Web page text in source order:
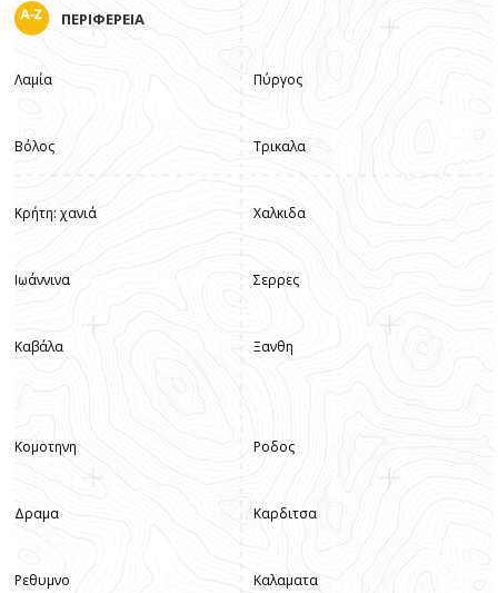
ΠΕΡΙΦΕΡΕΙΑ
Λαμία
Βόλος
Κρήτη: χανιά
Ιωάννινα
Καβάλα
Πύργος
Τρικαλα
Χαλκιδα
Σερρες
Ξανθη
Κομοτηνη
Δραμα
Ρεθυμνο
Ροδος
Καρδιτσα
Καλαματα